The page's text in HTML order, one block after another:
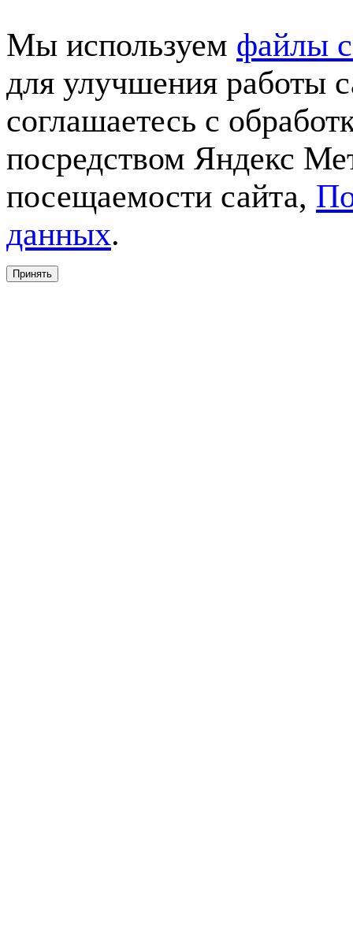
Мы используем файлы
для улучшения работы
соглашаетесь с
посредством Яндекс
посещаемости сайта,
данных.
Принять